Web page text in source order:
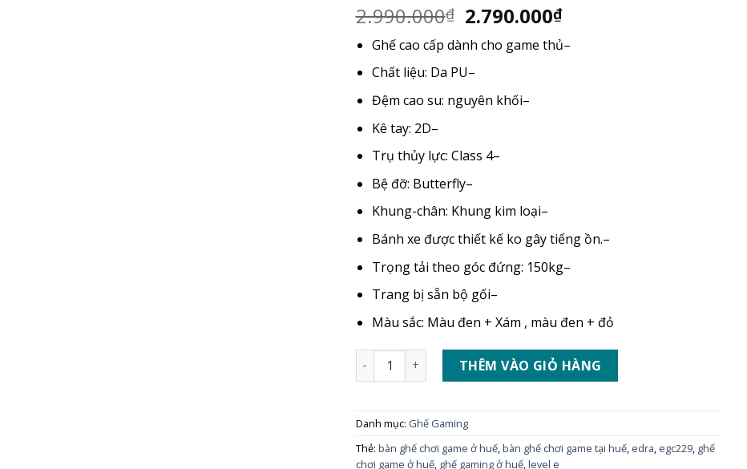
2.990.000₫ Giá
gốc
là:
2.990.000₫.
2.790.000₫Giá
tại
Ghế cao cấp dành cho game thủ–
Chất liệu: Da PU–
Đệm cao su: nguyên khối–
Kê tay: 2D–
Trụ thủy lực: Class 4–
Bệ đỡ: Butterfly–
Khung-chân: Khung kim loại–
Bánh xe được thiết kế ko gây tiếng ồn.–
Trọng tải theo góc đứng: 150kg–
Trang bị sẵn bộ gối–
Màu sắc: Màu đen + Xám , màu đen + đỏ
Ghế game E-DRA LEVEL E - EGC229 số lượng
THÊM VÀO GIỎ HÀNG
Danh mục: Ghế Gaming
Thẻ: bàn ghế chơi game ở huế,bàn ghế chơi game tại huế, edra, egc229, ghế
chơi game ở huế, ghế gaming ở huế,level e